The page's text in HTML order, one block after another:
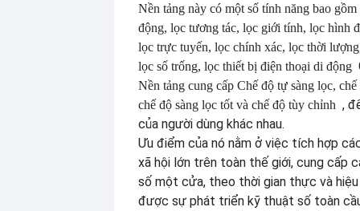
Nền tảng này có một số tính năng bao gồm
động, lọc tương tác, lọc giới tính, lọc hình
lọc trực tuyến, lọc chính xác, lọc thời
lọc số trống, lọc thiết bị điện thoại di động
Nền tảng cung cấp Chế độ tự sàng lọc,
chế độ sàng lọc tốt và chế độ tùy chỉnh ,
của người dùng khác nhau.
Ưu điểm của nó nằm ở việc tích hợp
xã hội lớn trên toàn thế giới, cung cấp
số một cửa, theo thời gian thực và
được sự phát triển kỹ thuật số toàn